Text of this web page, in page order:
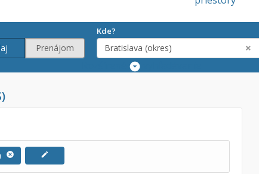
Prenájom
Kde?
×
Bratislava (okres)
cancel edit